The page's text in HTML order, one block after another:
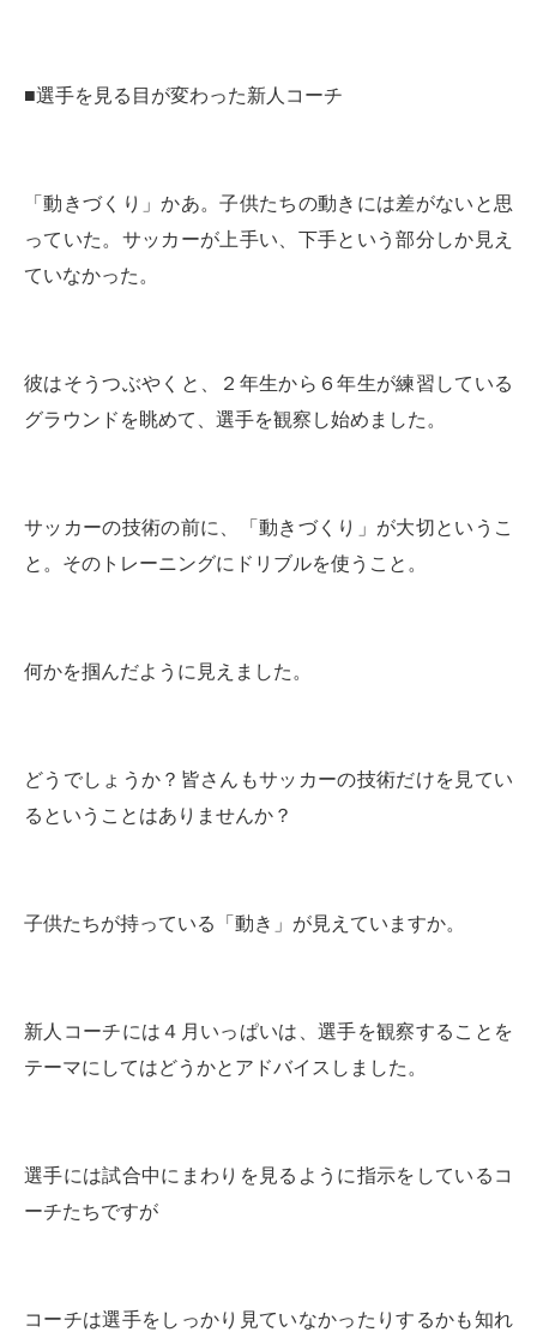
■選手を見る目が変わった新人コーチ
「動きづくり」かあ。子供たちの動きには差がないと思
っていた。サッカーが上手い、下手という部分しか見え
ていなかった。
彼はそうつぶやくと、２年生から６年生が練習している
グラウンドを眺めて、選手を観察し始めました。
サッカーの技術の前に、「動きづくり」が大切というこ
と。そのトレーニングにドリブルを使うこと。
何かを掴んだように見えました。
どうでしょうか？皆さんもサッカーの技術だけを見てい
るということはありませんか？
子供たちが持っている「動き」が見えていますか。
新人コーチには４月いっぱいは、選手を観察することを
テーマにしてはどうかとアドバイスしました。
選手には試合中にまわりを見るように指示をしているコ
ーチたちですが
コーチは選手をしっかり見ていなかったりするかも知れ